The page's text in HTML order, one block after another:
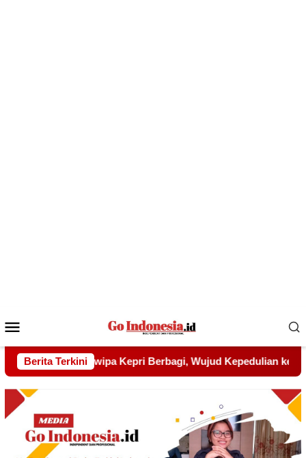
Mobile
Berita Terkini
Kepedulian kepada Pondok Tahfidz Yatim dan Dhuafa Al-